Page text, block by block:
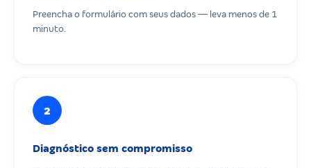
Preencha o formulário com seus dados — leva menos de 1
minuto.
2
Diagnóstico sem compromisso